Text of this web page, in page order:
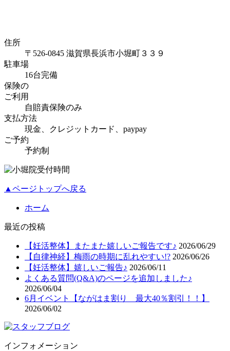
住所
〒526-0845 滋賀県長浜市小堀町３３９
駐車場
16台完備
保険の
ご利用
自賠責保険のみ
支払方法
現金、クレジットカード、paypay
ご予約
予約制
▲ページトップへ戻る
ホーム
最近の投稿
【妊活整体】またまた嬉しいご報告です♪ 2026/06/29
【自律神経】梅雨の時期に乱れやすい!? 2026/06/26
【妊活整体】嬉しいご報告♪ 2026/06/11
よくある質問(Q&A)のページを追加しました♪
2026/06/04
6月イベント【ながはま割り 最大40％割引！！】
2026/06/02
インフォメーション